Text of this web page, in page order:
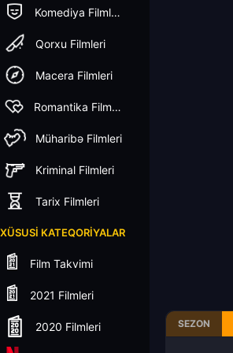
Komediya Filmleri
Qorxu Filmleri
Macera Filmleri
Romantika Filmleri
Müharibə Filmleri
Kriminal Filmleri
Tarix Filmleri
XÜSUSI KATEQORIYALAR
Film Takvimi
2021 Filmleri
2020 Filmleri SEZON